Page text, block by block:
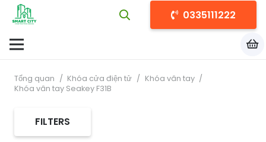
0335111222
Tổng quan / Khóa cửa điện tử / Khóa vân tay /
Khóa vân tay Seakey F31B
FILTERS